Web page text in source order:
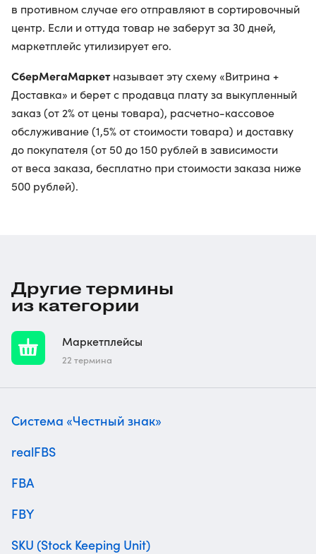
в противном случае его отправляют в сортировочный
центр. Если и оттуда товар не заберут за 30 дней,
маркетплейс утилизирует его.
СберМегаМаркет называет эту схему «Витрина +
Доставка» и берет с продавца плату за выкупленный
заказ (от 2% от цены товара), расчетно-кассовое
обслуживание (1,5% от стоимости товара) и доставку
до покупателя (от 50 до 150 рублей в зависимости
от веса заказа, бесплатно при стоимости заказа ниже
500 рублей).
Другие термины
из категории
Маркетплейсы
22 термина
Система «Честный знак»
realFBS
FBA
FBY
SKU (Stock Keeping Unit)